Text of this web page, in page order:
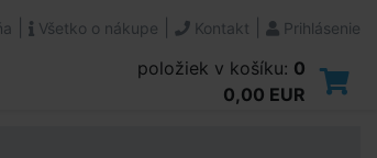
Všetko o nákupe Kontakt Prihlásenie
položiek v košíku: 0
0,00 EUR